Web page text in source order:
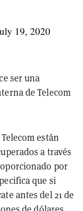
19, 2020
ser una
de Telecom
están
a través
por
que si
antes del 21 de